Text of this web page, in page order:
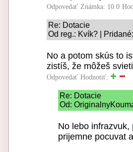
Odpovedať Známka: 10.0
Re: Dotacie
Od reg.: Kvík? |
No a potom skús to
zistíš, že môžeš
Odpovedať Hodnotiť:
Re: Dotacie
Od:
No lebo
prijemne pocuvat